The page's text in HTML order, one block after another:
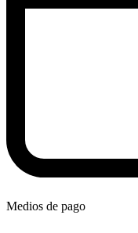
Medios de pago